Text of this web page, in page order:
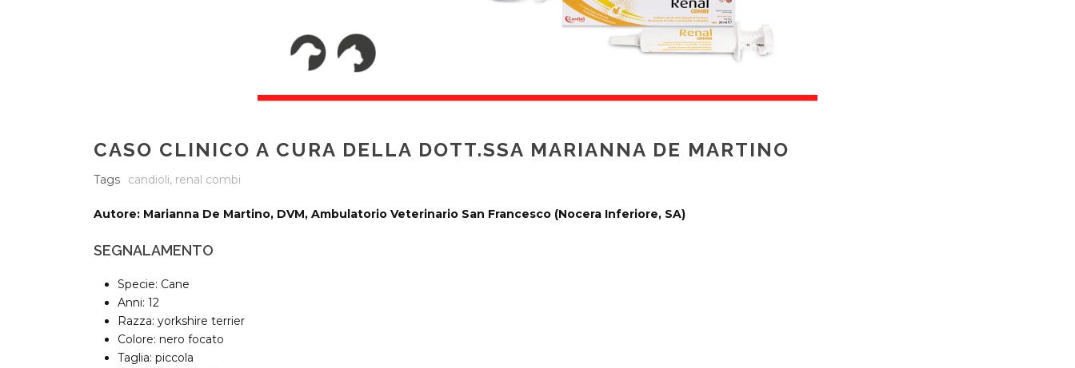
CASO CLINICO A CURA DELLA DOTT.SSA MARIANNA DE MARTINO
Tags candioli, renal combi
Autore: Marianna De Martino, DVM, Ambulatorio Veterinario San Francesco (Nocera Inferiore, SA)
SEGNALAMENTO
Specie: Cane
Anni: 12
Razza: yorkshire terrier
Colore: nero focato
Taglia: piccola